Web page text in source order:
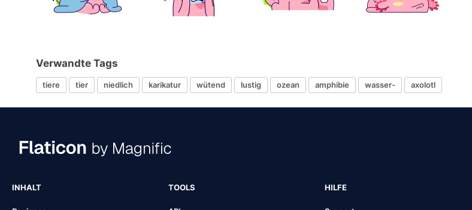
Verwandte Tags
tiere tier niedlich karikatur wütend lustig ozean amphibie wasser- axolotl
INHALT TOOLS HILFE